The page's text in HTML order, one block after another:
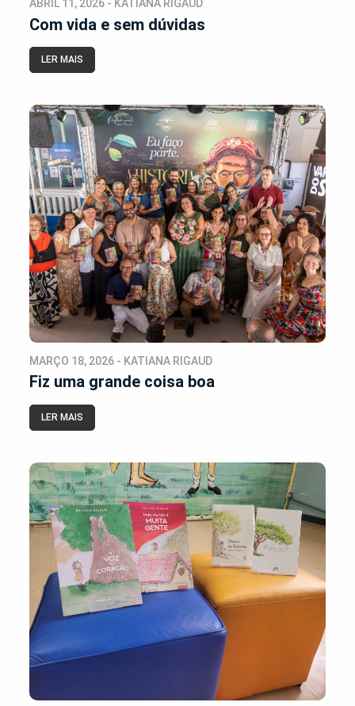
ABRIL 11, 2026 - KATIANA RIGAUD
Com vida e sem dúvidas
LER MAIS
MARÇO 18, 2026 - KATIANA RIGAUD
Fiz uma grande coisa boa
LER MAIS